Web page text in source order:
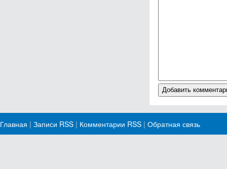
Главная | Записи RSS | Комментарии RSS | Обратная связь